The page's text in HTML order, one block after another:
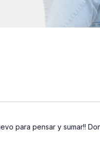
para pensar y sumar!!